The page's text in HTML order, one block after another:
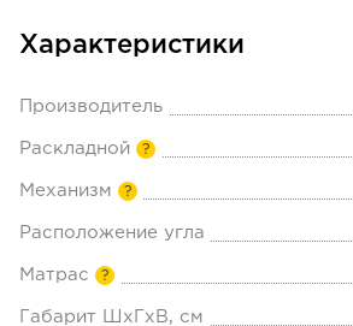
Характеристики
Производитель
Раскладной ?
Механизм ?
Расположение угла
Матрас ?
Габарит ШхГхВ, см